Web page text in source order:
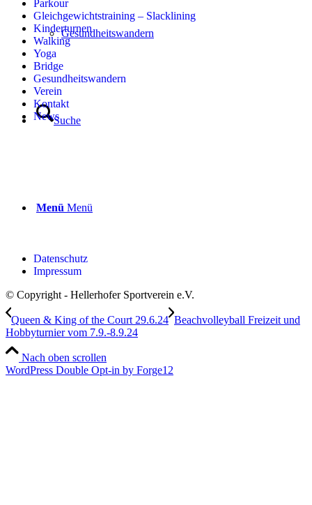
Gesundheitswandern
Suche
Menü Menü
Parkour
Gleichgewichtstraining – Slacklining
Kinderturnen
Walking
Yoga
Bridge
Gesundheitswandern
Verein
Kontakt
News
Datenschutz
Impressum
© Copyright - Hellerhofer Sportverein e.V.
Queen & King of the Court 29.6.24 Beachvolleyball Freizeit und
Hobbyturnier vom 7.9.-8.9.24
Nach oben scrollen
WordPress Double Opt-in by Forge12